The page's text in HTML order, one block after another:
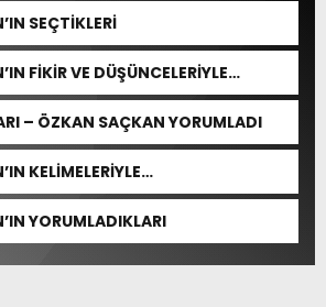
SEÇTİKLERİ
FİKİR VE DÜŞÜNCELERİYLE
– ÖZKAN SAÇKAN YORUMLADI
KELİMELERİYLE…
YORUMLADIKLARI